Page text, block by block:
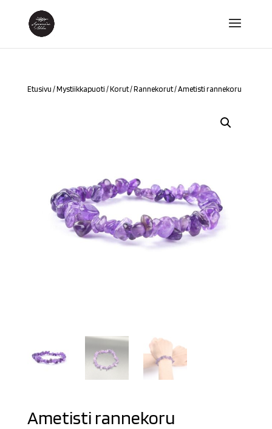
Etusivu /Mystiikkapuoti /Korut/Rannekorut/ Ametisti rannekoru
Ametisti rannekoru